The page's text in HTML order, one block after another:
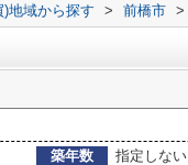
)地域から探す > 前橋市 >
築年数
指定しない